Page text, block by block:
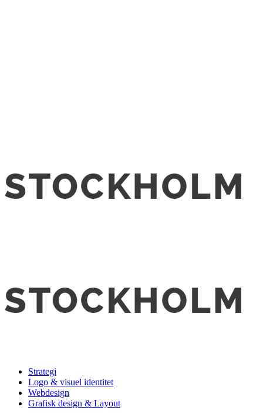
Strategi
Logo & visuel identitet
Webdesign
Grafisk design & Layout